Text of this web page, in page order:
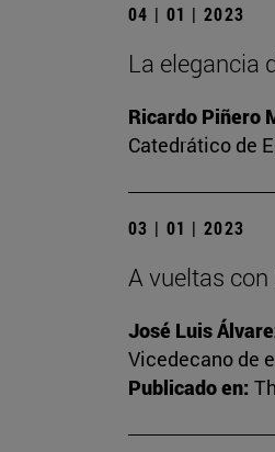
04 | 01 | 2023
La elegancia
Ricardo Piñero
Catedrático de
03 | 01 | 2023
A vueltas
José Luis
Vicedecano de
Publicado en: